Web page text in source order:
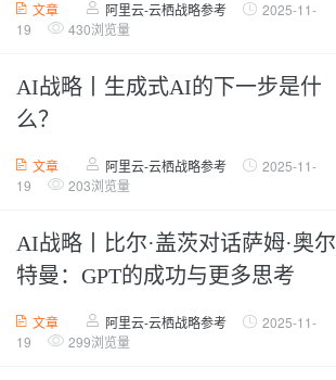
文章 阿里云-云栖战略参考
2025-11-
19
430浏览量
AI战略丨生成式AI的下一步是什
么？
文章 阿里云-云栖战略参考
2025-11-
19
203浏览量
AI战略丨比尔·盖茨对话萨姆·奥尔
特曼：GPT的成功与更多思考
文章 阿里云-云栖战略参考
2025-11-
19
299浏览量